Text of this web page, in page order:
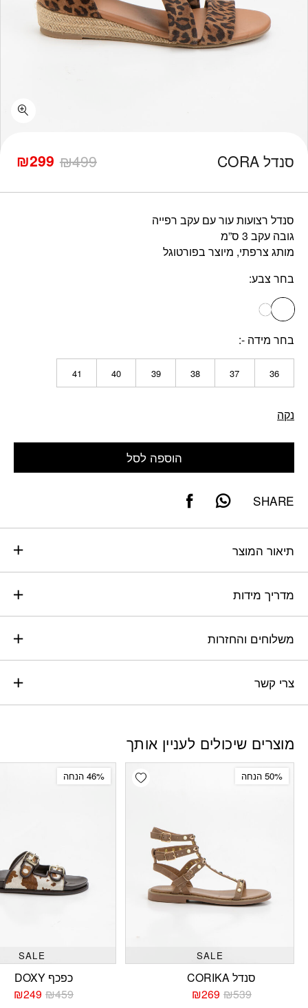
סנדל CORA ₪499
המחיר
המקורי
₪299 המחיר
הנוכחי
סנדל רצועות עור עם עקב רפייה
גובה עקב 3 ס”מ
מותג צרפתי, מיוצר בפורטוגל
בחר צבע
קאמל זמש
בחר מידה -
36
37
38
39
40
41
נקה
הוספה לסל
SHARE
תיאור המוצר
מדריך מידות
משלוחים והחזרות
צרי קשר
מוצרים שיכולים לעניין אותך
Add wishlist 50% הנחה
SALE
סנדל CORIKA
₪539
המחיר
₪269המחיר
46% הנחה
SALE
כפכף DOXY
₪459
₪249